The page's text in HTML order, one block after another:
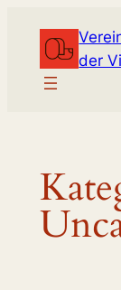
Inhalt
springen der